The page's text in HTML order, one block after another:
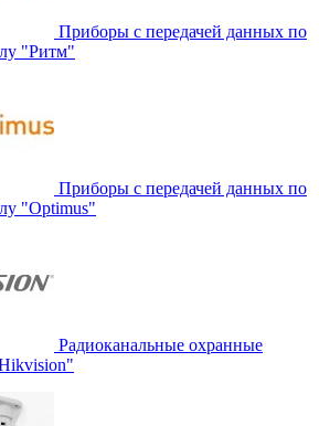
Приборы с передачей данных по
"Ритм"
Приборы с передачей данных по
"Optimus"
Радиоканальные охранные